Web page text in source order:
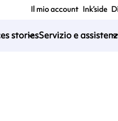
Il mio account Ink’side
storiesServizio e